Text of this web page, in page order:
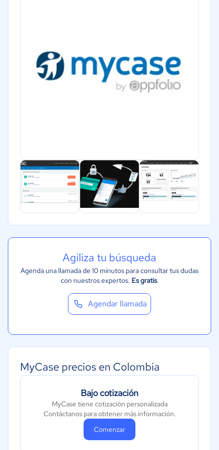
Agiliza tu búsqueda
Agenda una llamada de 10 minutos para consultar tus dudas
con nuestros expertos. Es gratis.
Agendar llamada
MyCase precios en Colombia
Bajo cotización
MyCase tiene cotización personalizada
Contáctanos para obtener más información.
Comenzar